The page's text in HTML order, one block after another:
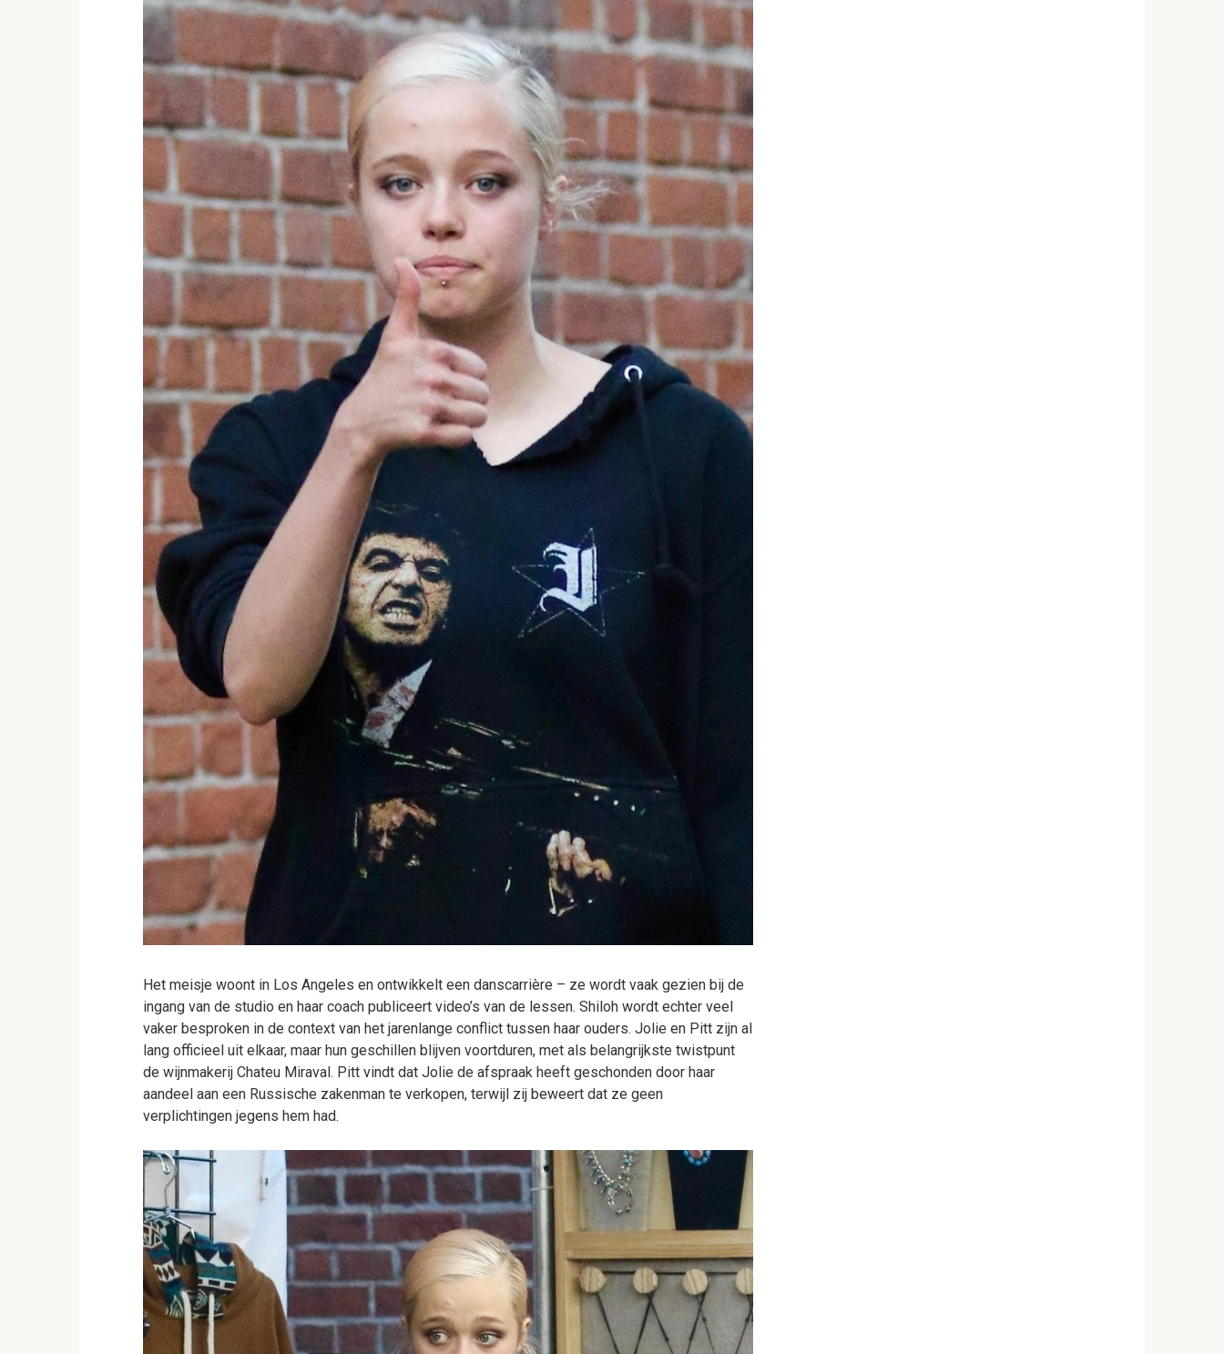
Het meisje woont in Los Angeles en ontwikkelt een danscarrière – ze wordt vaak gezien bij de
ingang van de studio en haar coach publiceert video’s van de lessen. Shiloh wordt echter veel
vaker besproken in de context van het jarenlange conflict tussen haar ouders. Jolie en Pitt zijn al
lang officieel uit elkaar, maar hun geschillen blijven voortduren, met als belangrijkste twistpunt
de wijnmakerij Chateu Miraval. Pitt vindt dat Jolie de afspraak heeft geschonden door haar
aandeel aan een Russische zakenman te verkopen, terwijl zij beweert dat ze geen
verplichtingen jegens hem had.